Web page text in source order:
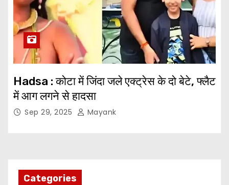
Hadsa : कोटा में जिंदा जले एक्ट्रेस के दो बेटे, फ्लैट
में आग लगने से हादसा
Sep 29, 2025 Mayank
Categories